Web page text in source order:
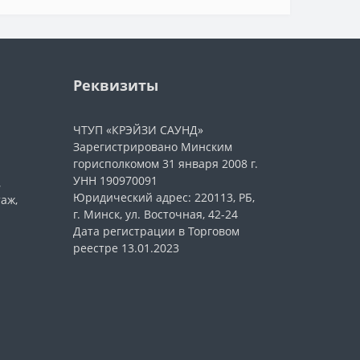
Реквизиты
ЧТУП «КРЭЙЗИ САУНД»
Зарегистрировано Минским
горисполкомом 31 января 2008 г.
УНН 190970091
Юридический адрес: 220113, РБ,
г. Минск, ул. Восточная, 42-24
Дата регистрации в Торговом
реестре 13.01.2023